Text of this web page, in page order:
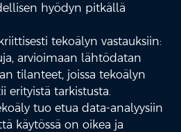
hyödyn pitkällä
tekoälyn vastauksiin:
arvioimaan lähtödatan
tilanteet, joissa tekoälyn
erityistä tarkistusta.
tuo etua data-analyysiin
käytössä on oikea ja